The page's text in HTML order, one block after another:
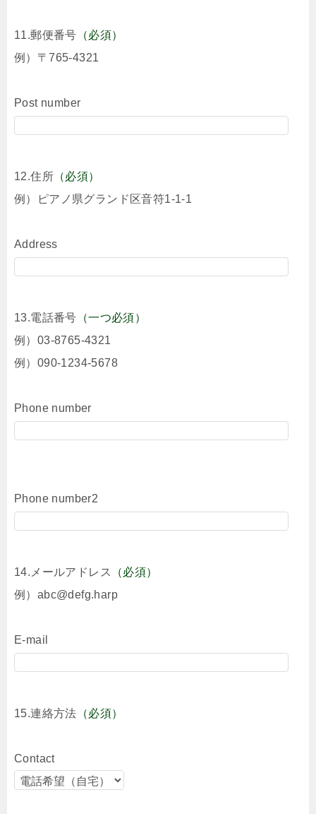
11.郵便番号 （必須）
例）〒765-4321
Post number
12.住所 （必須）
例）ピアノ県グランド区音符1-1-1
Address
13.電話番号 （一つ必須）
例）03-8765-4321
例）090-1234-5678
Phone number
Phone number2
14.メールアドレス
（必須）
例）abc@defg.harp
E-mail
15.連絡方法 （必須）
Contact